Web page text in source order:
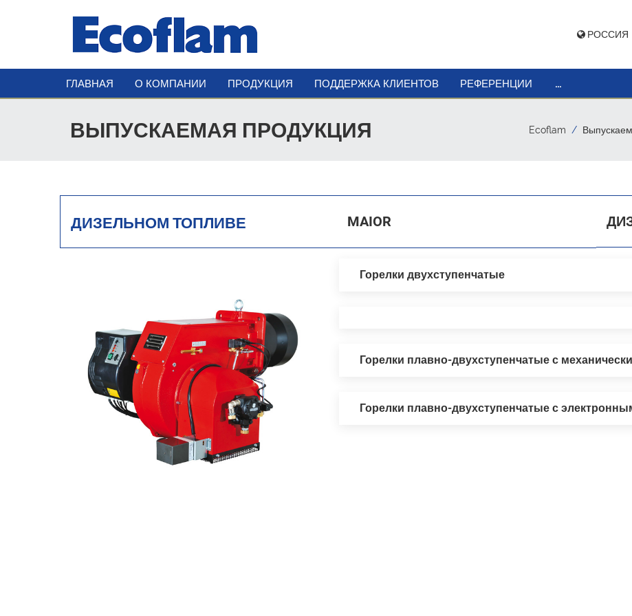
РОССИЯ
ГЛАВНАЯ О КОМПАНИИ ПРОДУКЦИЯ ПОДДЕРЖКА КЛИЕНТОВ РЕФЕРЕНЦИИ ...
ВЫПУСКАЕМАЯ ПРОДУКЦИЯ Ecoflam
ДИЗЕЛЬНОМ ТОПЛИВЕ MAIOR
Горелки двухступенчатые
Горелки плавно-двухступенчатые с
Горелки плавно-двухступенчатые с